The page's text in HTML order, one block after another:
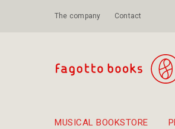
The company Contact
MUSICAL BOOKSTORE